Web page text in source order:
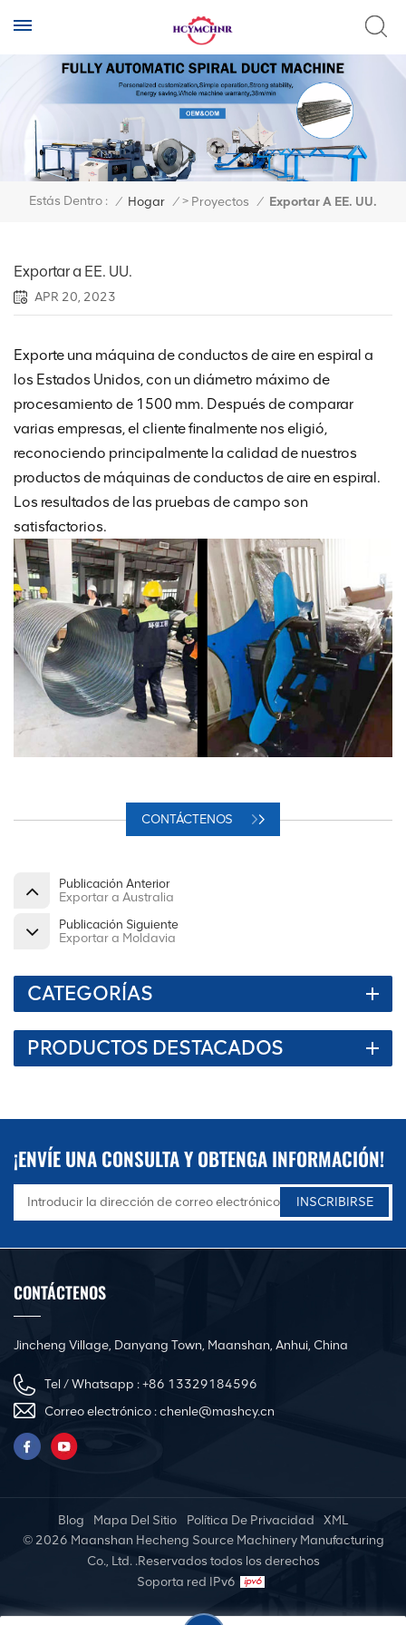
Estás Dentro : / Hogar / > Proyectos / Exportar A EE. UU.
Exportar a EE. UU.
APR 20, 2023
Exporte una máquina de conductos de aire en espiral a
los Estados Unidos, con un diámetro máximo de
procesamiento de 1500 mm. Después de comparar
varias empresas, el cliente finalmente nos eligió,
reconociendo principalmente la calidad de nuestros
productos de máquinas de conductos de aire en espiral.
Los resultados de las pruebas de campo son
satisfactorios.
CONTÁCTENOS
Publicación Anterior
Exportar a Australia
Publicación Siguiente
Exportar a Moldavia
CATEGORÍAS
PRODUCTOS DESTACADOS
¡ENVÍE UNA CONSULTA Y OBTENGA INFORMACIÓN!
CONTÁCTENOS
Jincheng Village, Danyang Town, Maanshan, Anhui, China
Tel / Whatsapp :+86 13329184596
Correo electrónico :chenle@mashcy.cn
Blog Mapa Del Sitio Política De Privacidad
XML
© 2026 Maanshan Hecheng Source Machinery Manufacturing
Co., Ltd. .Reservados todos los derechos
Soporta red IPv6